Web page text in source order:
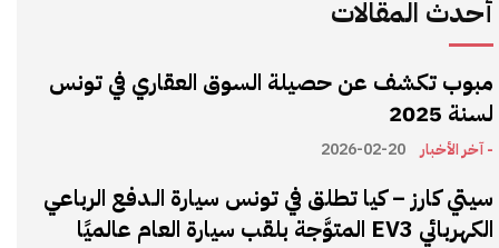
أحدث المقالات
مبوب تكشف عن حصيلة السوق العقاري في تونس
لسنة 2025
- آخر الأخبار 2026-02-20
سيتي كارز – كيا تطلق في تونس سيارة الـدفع الرباعي
الكهربائي EV3 المتوَّجة بلقب سيارة العام عالميًا